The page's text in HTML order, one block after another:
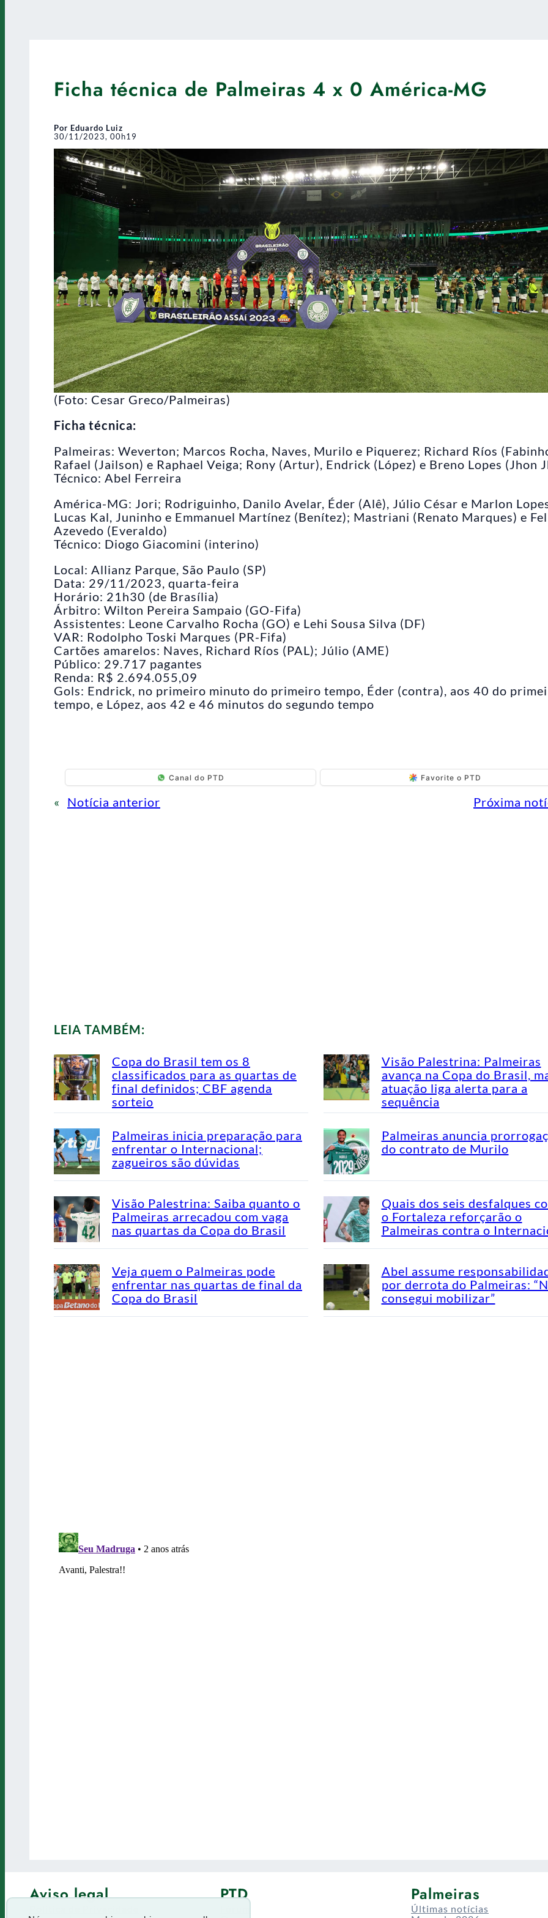
Ficha técnica de Palmeiras 4 x 0 América-MG
Por Eduardo Luiz
30/11/2023, 00h19
(Foto: Cesar Greco/Palmeiras)
Ficha técnica:
Palmeiras: Weverton; Marcos Rocha, Naves, Murilo e Piquerez; Richard Ríos
Rafael (Jailson) e Raphael Veiga; Rony (Artur), Endrick (López) e Breno Lopes (Jhon
Técnico: Abel Ferreira
América-MG: Jori; Rodriguinho, Danilo Avelar, Éder (Alê), Júlio César e Marlon
Lucas Kal, Juninho e Emmanuel Martínez (Benítez); Mastriani (Renato Marques) e
Azevedo (Everaldo)
Técnico: Diogo Giacomini (interino)
Local: Allianz Parque, São Paulo (SP)
Data: 29/11/2023, quarta-feira
Horário: 21h30 (de Brasília)
Árbitro: Wilton Pereira Sampaio (GO-Fifa)
Assistentes: Leone Carvalho Rocha (GO) e Lehi Sousa Silva (DF)
VAR: Rodolpho Toski Marques (PR-Fifa)
Cartões amarelos: Naves, Richard Ríos (PAL); Júlio (AME)
Público: 29.717 pagantes
Renda: R$ 2.694.055,09
Gols: Endrick, no primeiro minuto do primeiro tempo, Éder (contra), aos 40 do
tempo, e López, aos 42 e 46 minutos do segundo tempo
Canal do PTD Favorite o PTD
« Notícia anterior Próxima
LEIA TAMBÉM:
Copa do Brasil tem os 8
classificados para as quartas de
final definidos; CBF agenda
sorteio
Visão Palestrina: Palmeiras
avança na Copa do Brasil,
atuação liga alerta para a
sequência
Palmeiras inicia preparação para
enfrentar o Internacional;
zagueiros são dúvidas
Palmeiras anuncia
do contrato de Murilo
Visão Palestrina: Saiba quanto o
Palmeiras arrecadou com vaga
nas quartas da Copa do Brasil
Quais dos seis desfalques
o Fortaleza reforçarão o
Palmeiras contra o
Veja quem o Palmeiras pode
enfrentar nas quartas de final da
Copa do Brasil
Abel assume
por derrota do Palmeiras:
consegui mobilizar”
Aviso legal PTD Palmeiras
Últimas notícias